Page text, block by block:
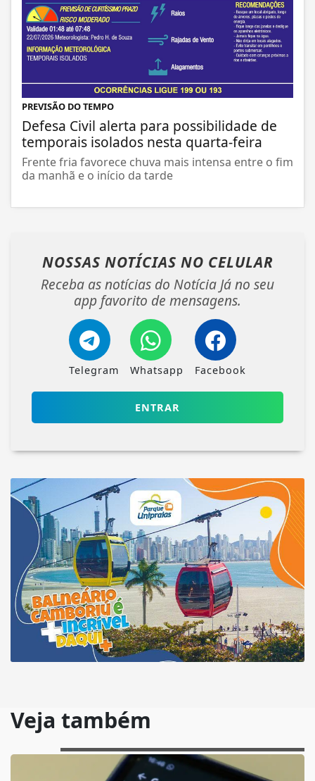
PREVISÃO DO TEMPO
Defesa Civil alerta para possibilidade de
temporais isolados nesta quarta-feira
Frente fria favorece chuva mais intensa entre o fim
da manhã e o início da tarde
NOSSAS NOTÍCIAS NO CELULAR
Receba as notícias do Notícia Já no seu
app favorito de mensagens.
Telegram Whatsapp Facebook
ENTRAR
Veja também